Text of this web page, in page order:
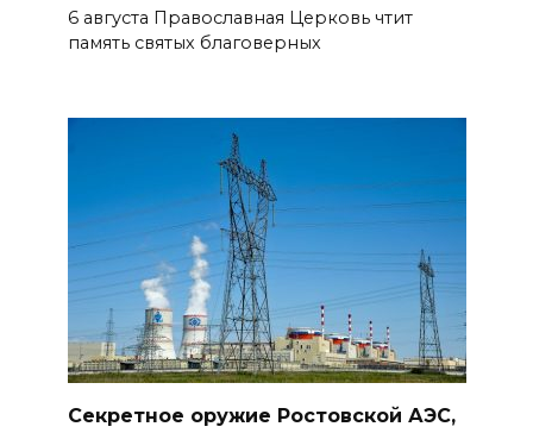
партий
АЗС работают в штатном
05 августа 2026 18:21
Четыре новые школы
откроются в Ростовской
области 1 сентября
БОЛЬШЕ НОВОСТЕЙ
6 августа Православная Церковь чтит
память святых благоверных
Секретное оружие Ростовской АЭС,